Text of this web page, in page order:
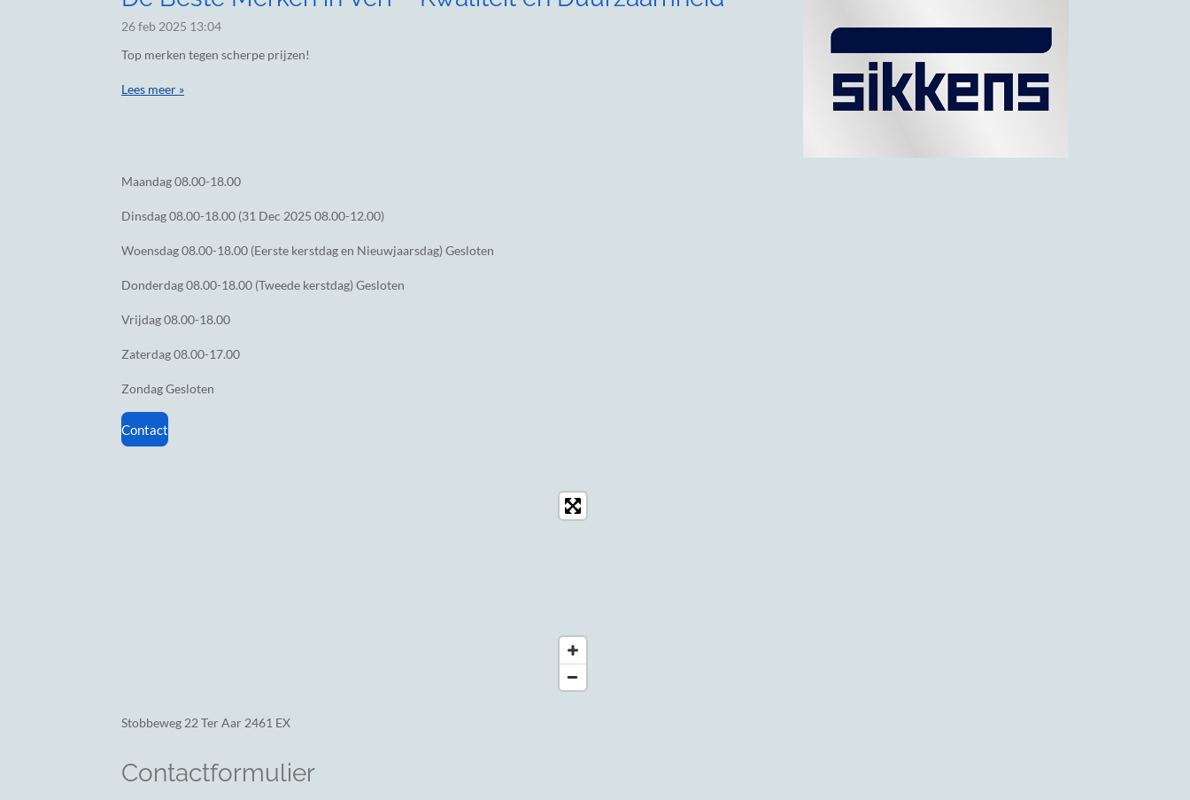
26 feb 2025 13:04
Top merken tegen scherpe prijzen!
Lees meer »
Maandag08.00-18.00
Dinsdag08.00-18.00 (31 Dec 2025 08.00-12.00)
Woensdag08.00-18.00 (Eerste kerstdag en Nieuwjaarsdag) Gesloten
Donderdag08.00-18.00 (Tweede kerstdag) Gesloten
Vrijdag08.00-18.00
Zaterdag08.00-17.00
ZondagGesloten
Contact
Stobbeweg 22 Ter Aar 2461 EX
Contactformulier